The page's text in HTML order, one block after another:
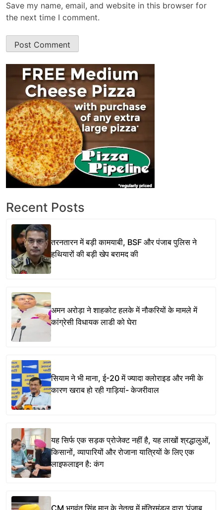
Save my name, email, and website in this browser for
the next time I comment.
Recent Posts
तरनतारन में बड़ी कामयाबी, BSF और पंजाब पुलिस ने
हथियारों की बड़ी खेप बरामद की
अमन अरोड़ा ने शाहकोट हलके में नौकरियों के मामले में
कांग्रेसी विधायक लाडी को घेरा
सियाम ने भी माना, ई-20 में ज्यादा क्लोराइड और नमी के
कारण खराब हो रही गाड़ियां- केजरीवाल
यह सिर्फ एक सड़क प्रोजेक्ट नहीं है, यह लाखों श्रद्धालुओं,
किसानों, व्यापारियों और रोजाना यात्रियों के लिए एक
लाइफलाइन है: कंग
CM भगवंत सिंह मान के नेतृत्व में मंत्रिमंडल द्वारा ‘पंजाब